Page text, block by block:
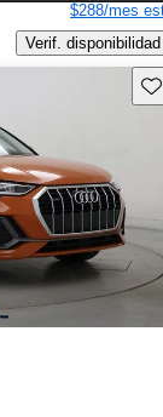
$288/mes
Verif. disponibilidad